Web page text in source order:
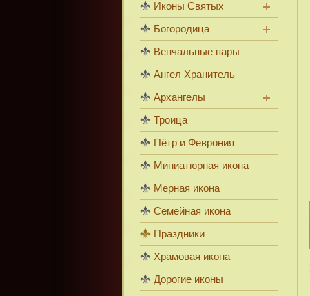
Иконы Святых
Богородица
Венчальные пары
Ангел Хранитель
Архангелы
Троица
Пётр и Феврония
Миниатюрная икона
Мерная икона
Семейная икона
Праздники
Храмовая икона
Дорогие иконы